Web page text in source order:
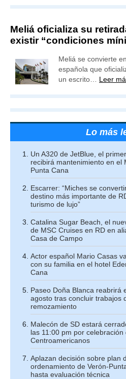
Meliá oficializa su
existir “condiciones
Meliá se convierte
española que
un escrito… Leer
Lo más
Un A320 de JetBlue, el
recibirá mantenimiento en el
Punta Cana
Escarrer: “Miches se
destino más importante de
turismo de lujo”
Catalina Sugar Beach, el
de MSC Cruises en RD en
Casa de Campo
Actor español Mario Casas
con su familia en el hotel
Cana
Paseo Doña Blanca reabrirá
agosto tras concluir trabajos
remozamiento
Malecón de SD estará
las 11:00 pm por celebración
Centroamericanos
Aplazan decisión sobre plan
ordenamiento de Verón-
hasta evaluación técnica